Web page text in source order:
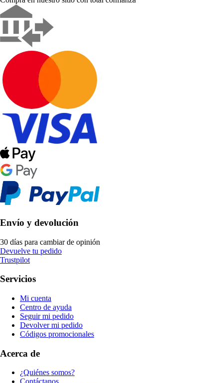
Envío y devolución
30 días para cambiar de opinión
Devuelve tu pedido
Trustpilot
Servicios
Mi cuenta
Centro de ayuda
Seguir mi pedido
Devolver mi pedido
Códigos promocionales
Acerca de
¿Quiénes somos?